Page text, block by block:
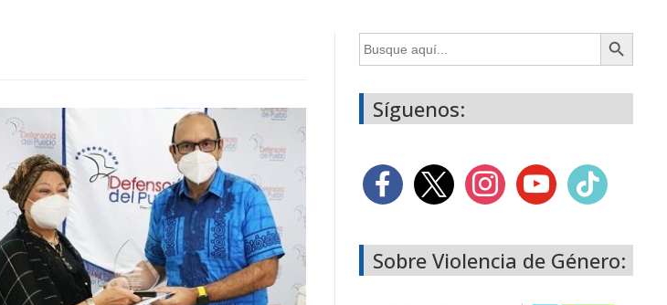
Buscar: Botón de búsqueda
Síguenos:
Sobre Violencia de Género: